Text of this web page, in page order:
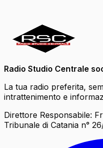
Radio Studio Centrale
La tua radio preferita,
intrattenimento e
Direttore Responsabile:
Tribunale di Catania n°